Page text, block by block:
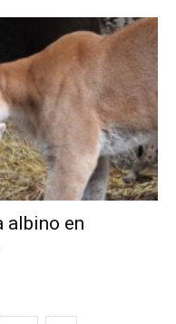
albino en